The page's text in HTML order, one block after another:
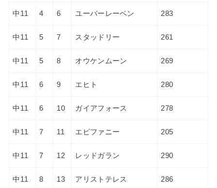
中11 4 6 ユーバーレーベン 283
中11 5 7 スタッドリー 261
中11 5 8 オウケンムーン 269
中11 6 9 エヒト 280
中11 6 10 ガイアフォース 278
中11 7 11 エピファニー 205
中11 7 12 レッドガラン 290
中11 8 13 アリストテレス 286